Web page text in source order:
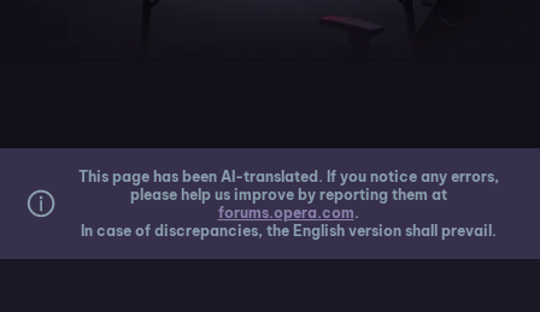
This page has been AI-translated. If you notice any errors,
please help us improve by reporting them at
forums.opera.com.
In case of discrepancies, the English version shall prevail.